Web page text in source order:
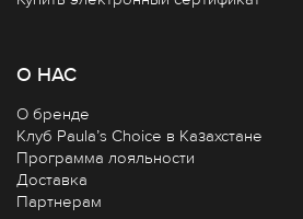
О НАС
О бренде
Клуб Paula’s Choice в Казахстане
Программа лояльности
Доставка
Партнерам